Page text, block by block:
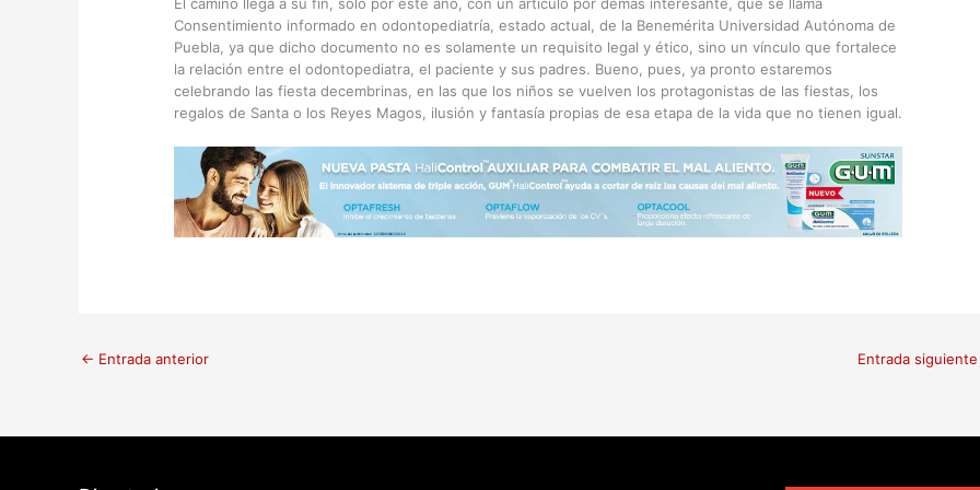
El camino llega a su fin, solo por este año, con un artículo por demás interesante, que se llama
Consentimiento informado en odontopediatría, estado actual, de la Benemérita Universidad Autónoma de
Puebla, ya que dicho documento no es solamente un requisito legal y ético, sino un vínculo que fortalece
la relación entre el odontopediatra, el paciente y sus padres. Bueno, pues, ya pronto estaremos
celebrando las fiesta decembrinas, en las que los niños se vuelven los protagonistas de las fiestas, los
regalos de Santa o los Reyes Magos, ilusión y fantasía propias de esa etapa de la vida que no tienen igual.
← Entrada anterior Entrada